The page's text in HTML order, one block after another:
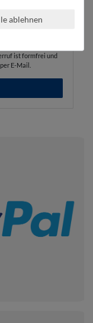
ist formfrei und
E-Mail.
ablehnen